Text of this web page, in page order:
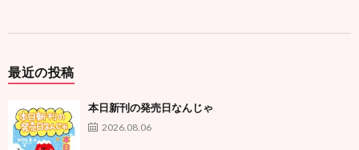
最近の投稿
本日新刊の発売日なんじゃ
2026.08.06